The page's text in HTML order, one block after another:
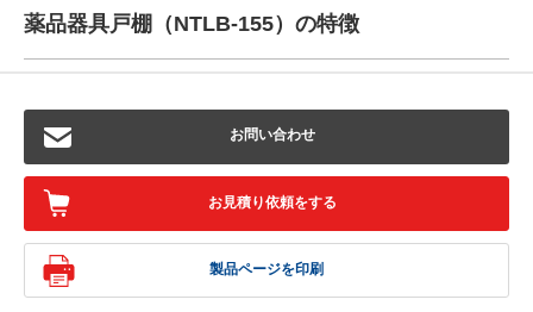
薬品器具戸棚（NTLB-155）の特徴
お問い合わせ
お見積り依頼をする
製品ページを印刷